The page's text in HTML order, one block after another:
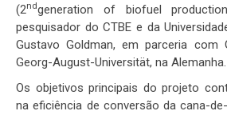
(2ndgeneration of biofuel
pesquisador do CTBE e da
Gustavo Goldman, em parceria com
Georg-August-Universität, na Alemanha.
Os objetivos principais do projeto
na eficiência de conversão da cana-